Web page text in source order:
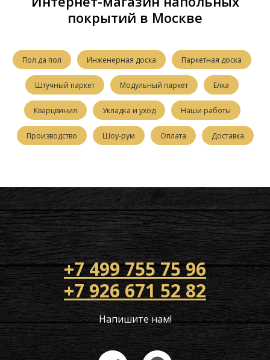
покрытий в Москве
Пол да пол Инженерная доска Паркетная доска
Штучный паркет Модульный паркет Елка
Кварцвинил Укладка и уход Наши работы
Производство Шоу-рум Оплата Доставка
+7 499 755 75 96
+7 926 671 52 82
Напишите нам!